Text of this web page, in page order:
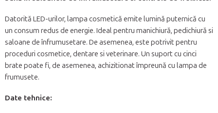
Datorită LED-urilor, lampa cosmetică emite lumină puternică cu
un consum redus de energie. Ideal pentru manichiură, pedichiură si
saloane de înfrumusetare. De asemenea, este potrivit pentru
proceduri cosmetice, dentare si veterinare. Un suport cu cinci
brate poate fi, de asemenea, achizitionat împreună cu lampa de
frumusete.
Date tehnice: